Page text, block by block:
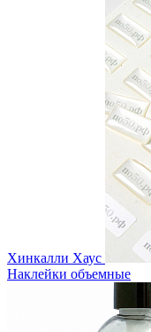
Хинкалли Хаус
Наклейки объемные